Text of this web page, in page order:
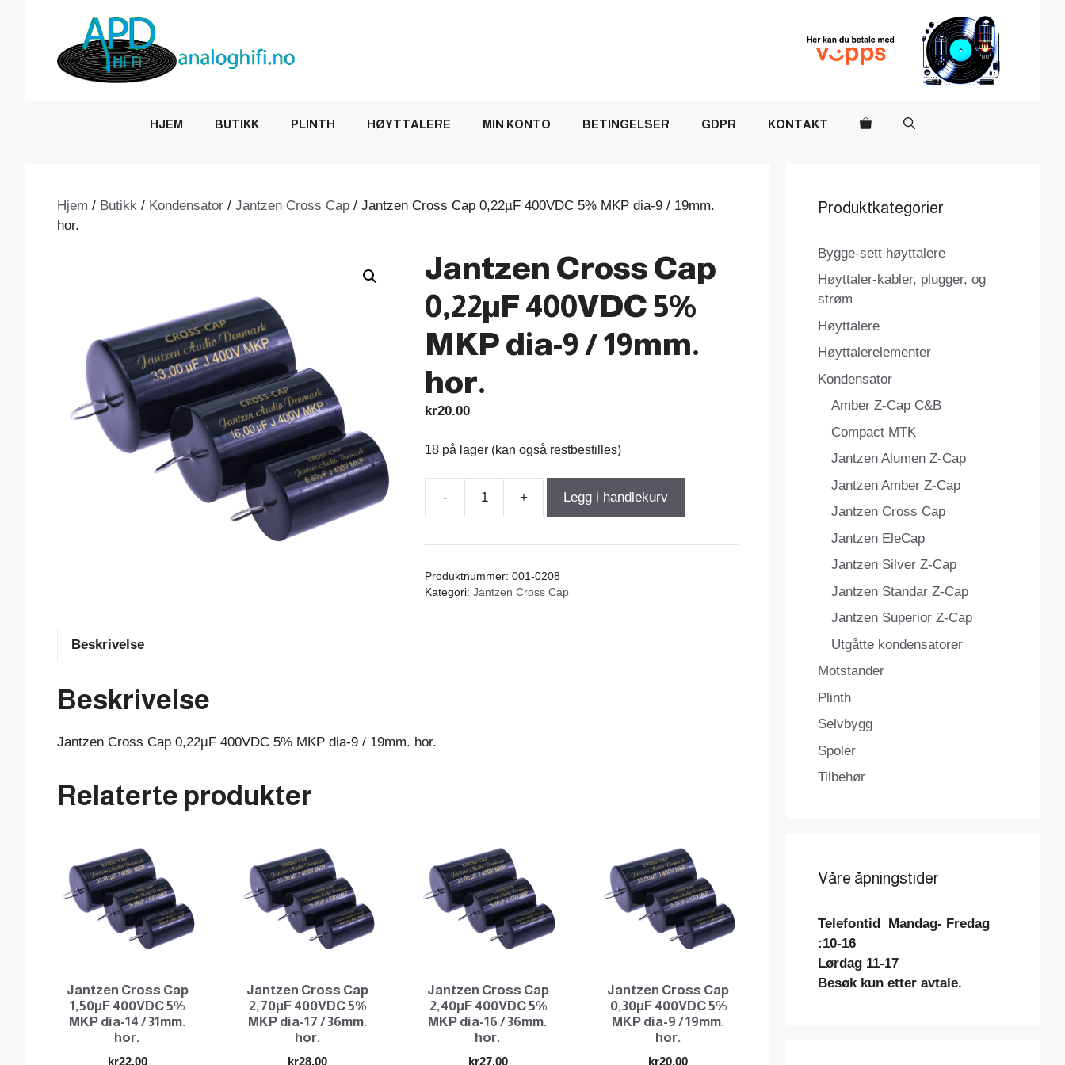
HJEM BUTIKK PLINTH HØYTTALERE MIN KONTO BETINGELSER GDPR KONTAKT
Hjem / Butikk / Kondensator / Jantzen Cross Cap / Jantzen Cross Cap 0,22µF 400VDC 5% MKP dia-9 / 19mm.
hor.
Jantzen Cross Cap
0,22µF 400VDC 5%
MKP dia-9 / 19mm.
hor.
kr20.00
18 på lager (kan også restbestilles)
-
Cap
400VDC
antall
+ Legg i handlekurv
Produktnummer:001-0208
Kategori:Jantzen Cross Cap
Beskrivelse
Beskrivelse
Jantzen Cross Cap 0,22µF 400VDC 5% MKP dia-9 / 19mm. hor.
Relaterte produkter
Jantzen Cross Cap
1,50µF 400VDC 5%
MKP dia-14 / 31mm.
hor.
kr22.00
Jantzen Cross Cap
2,70µF 400VDC 5%
MKP dia-17 / 36mm.
hor.
kr28.00
Jantzen Cross Cap
2,40µF 400VDC 5%
MKP dia-16 / 36mm.
hor.
kr27.00
Jantzen Cross Cap
0,30µF 400VDC 5%
MKP dia-9 / 19mm.
hor.
kr20.00
Produktkategorier
Bygge-sett høyttalere
Høyttaler-kabler, plugger, og
strøm
Høyttalere
Høyttalerelementer
Kondensator
Amber Z-Cap C&B
Compact MTK
Jantzen Alumen Z-Cap
Jantzen Amber Z-Cap
Jantzen Cross Cap
Jantzen EleCap
Jantzen Silver Z-Cap
Jantzen Standar Z-Cap
Jantzen Superior Z-Cap
Utgåtte kondensatorer
Motstander
Plinth
Selvbygg
Spoler
Tilbehør
Våre åpningstider
Telefontid Mandag- Fredag
:10-16
Lørdag 11-17
Besøk kun etter avtale.